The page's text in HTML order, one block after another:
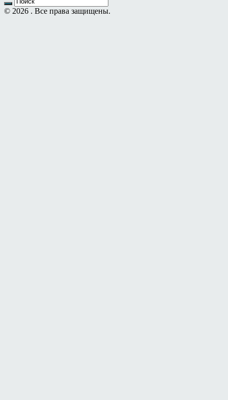
© 2026 . Все права защищены.